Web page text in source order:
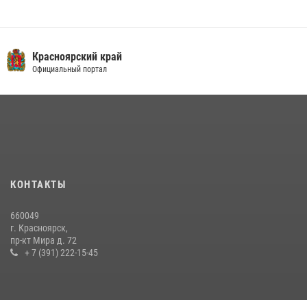
10 июля 2026, 06:18 4
Военнослужащие Росгвардии железногорской воинской части
Росгвардии получили штатное вооружение
10 июля 2026, 06:21
празднования 70-летия города
21 июля 2026, 01:41
Красноярский край
Официальный портал
КОНТАКТЫ
660049
г. Красноярск,
пр-кт Мира д. 72
+ 7 (391) 222-15-45